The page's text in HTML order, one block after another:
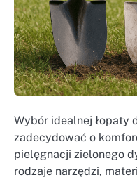
Wybór idealnej łopaty
zadecydować o
pielęgnacji zielonego
rodzaje narzędzi,